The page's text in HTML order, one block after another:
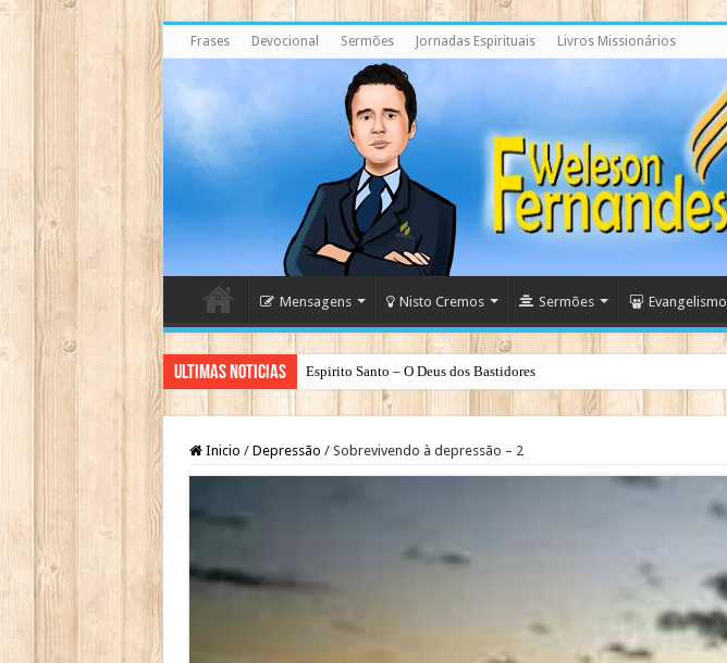
Frases Devocional Sermões Jornadas Espirituais Livros Missionários
Mensagens Nisto Cremos Sermões Evangelismo
Ultimas Noticias Espirito Santo – O Deus dos Bastidores
Inicio / Depressão / Sobrevivendo à depressão – 2